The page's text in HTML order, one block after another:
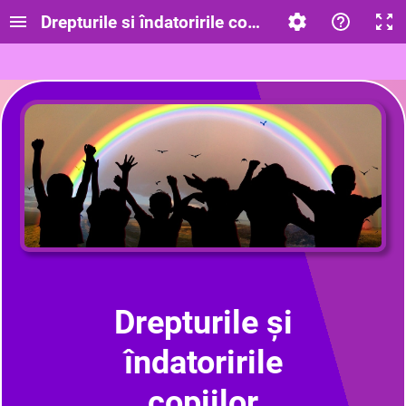
Drepturile si îndatoririle copilului
Drepturile și
îndatoririle